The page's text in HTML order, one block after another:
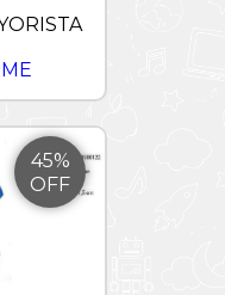
45%
OFF